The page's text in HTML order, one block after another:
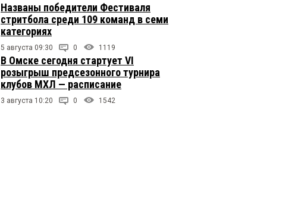
Названы победители Фестиваля
стритбола среди 109 команд в семи
категориях
5 августа 09:30 0 1119
В Омске сегодня стартует VI
розыгрыш предсезонного турнира
клубов МХЛ — расписание
3 августа 10:20 0 1542